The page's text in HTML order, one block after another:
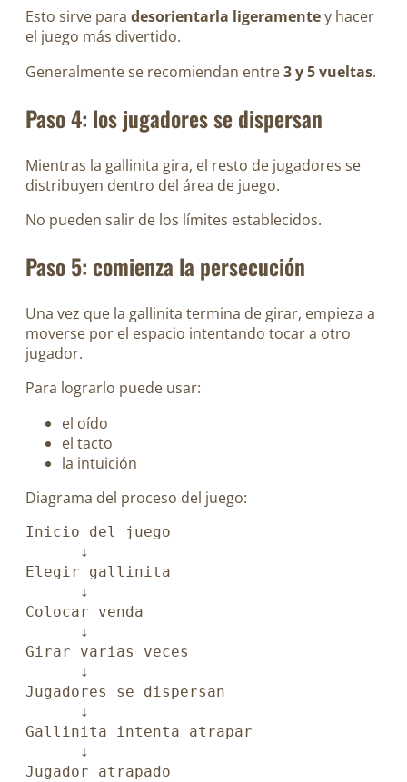
Esto sirve para desorientarla ligeramentey hacer
el juego más divertido.
Generalmente se recomiendan entre3 y 5 vueltas.
Paso 4: los jugadores se dispersan
Mientras la gallinita gira, el resto de jugadores se
distribuyen dentro del área de juego.
No pueden salir de los límites establecidos.
Paso 5: comienza la persecución
Una vez que la gallinita termina de girar, empieza a
moverse por el espacio intentando tocar a otro
jugador.
Para lograrlo puede usar:
el oído
el tacto
la intuición
Diagrama del proceso del juego:
Inicio del juego
      ↓
Elegir gallinita
      ↓
Colocar venda
      ↓
Girar varias veces
      ↓
Jugadores se dispersan
      ↓
Gallinita intenta atrapar
      ↓
Jugador atrapado